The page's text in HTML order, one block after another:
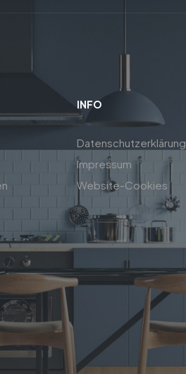
INFO
Datenschutzerklärung
Impressum
Website-Cookies